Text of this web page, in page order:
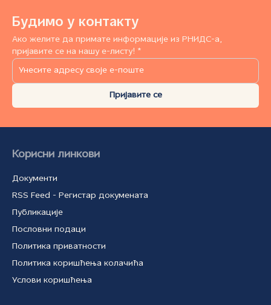
Будимо у контакту
Ако желите да примате информације из РНИДС-а,
пријавите се на нашу е-листу! *
Пријавите се
Корисни линкови
Документи
RSS Feed - Регистар докумената
Публикације
Пословни подаци
Политика приватности
Политика коришћења колачића
Услови коришћења